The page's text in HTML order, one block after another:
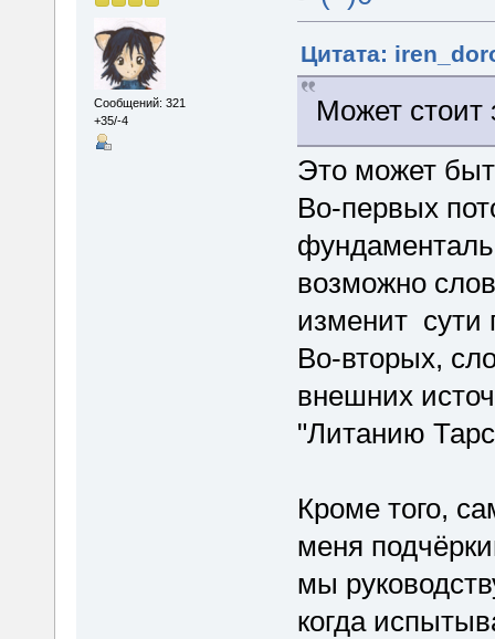
Сообщений: 321
+35/-4
Цитата:
Может стоит
Это может
Во-первых
возможно
изменит сути
Во-вторых,
внешних
"Литанию
Кроме того,
меня
мы
когда